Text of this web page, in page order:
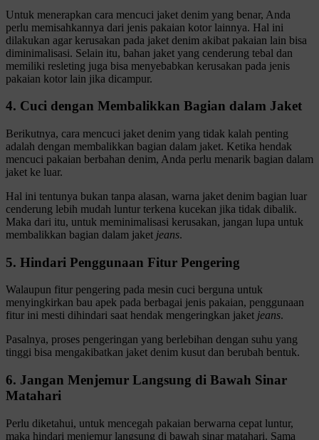
Untuk menerapkan cara mencuci jaket denim yang benar, Anda
perlu memisahkannya dari jenis pakaian kotor lainnya. Hal ini
dilakukan agar kerusakan pada jaket denim akibat pakaian lain bisa
diminimalisasi. Selain itu, bahan jaket yang cenderung tebal dan
memiliki resleting juga bisa menyebabkan kerusakan pada jenis
pakaian kotor lain jika dicampur.
4. Cuci dengan Membalikkan Bagian dalam Jaket
Berikutnya, cara mencuci jaket denim yang tidak kalah penting
adalah dengan membalikkan bagian dalam jaket. Ketika hendak
mencuci pakaian berbahan denim, Anda perlu menarik bagian dalam
jaket ke luar.
Hal ini tentunya bukan tanpa alasan, warna jaket denim bagian luar
cenderung lebih mudah luntur terkena kucekan jika tidak dibalik.
Maka dari itu, untuk meminimalisasi kerusakan, jangan lupa untuk
membalikkan bagian dalam jaket jeans.
5. Hindari Penggunaan Fitur Pengering
Walaupun fitur pengering pada mesin cuci berguna untuk
menyingkirkan bau apek pada berbagai jenis pakaian, penggunaan
fitur ini mesti dihindari saat hendak mengeringkan jaket jeans.
Pasalnya, proses pengeringan yang berlebihan dengan suhu yang
tinggi bisa mengakibatkan jaket denim kusut dan berubah bentuk.
6. Jangan Menjemur Langsung di Bawah Sinar
Matahari
Perlu diketahui, untuk mencegah pakaian berwarna cepat luntur,
maka hindari menjemur langsung di bawah sinar matahari. Sama